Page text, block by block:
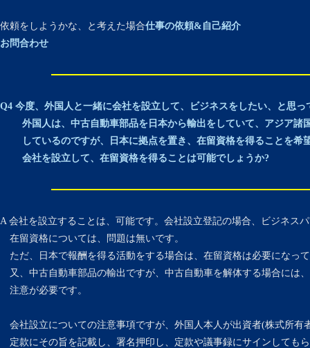
依頼をしようかな、と考えた場合仕事の依頼&自己紹介
お問合わせ
Q4 今度、外国人と一緒に会社を設立して、ビジネスをしたい、と思っ
外国人は、中古自動車部品を日本から輸出をしていて、アジア諸
しているのですが、日本に拠点を置き、在留資格を得ることを希
会社を設立して、在留資格を得ることは可能でしょうか?
A 会社を設立することは、可能です。会社設立登記の場合、ビジネス
在留資格については、問題は無いです。
ただ、日本で報酬を得る活動をする場合は、在留資格は必要になっ
又、中古自動車部品の輸出ですが、中古自動車を解体する場合には
注意が必要です。
会社設立についての注意事項ですが、外国人本人が出資者(株式所有
定款にその旨を記載し、署名押印し、定款や議事録にサインしても